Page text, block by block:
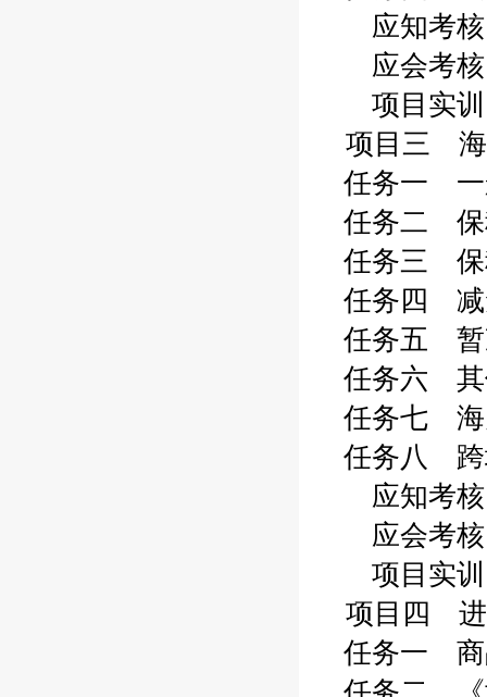
应知考核
应会考核
项目实训
项目三 海
任务一 一
任务二 保
任务三 保
任务四 减
任务五 暂
任务六 其
任务七 海
任务八 跨
应知考核
应会考核
项目实训
项目四 进
任务一 商